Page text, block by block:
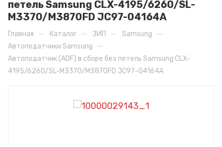
петель Samsung CLX-4195/6260/SL-
M3370/M3870FD JC97-04164A
Главная — Каталог — ЗИП — Samsung —
Автоподатчики Samsung —
Автоподатчик (ADF) в сборе без петель Samsung CLX-
4195/6260/SL-M3370/M3870FD JC97-04164A